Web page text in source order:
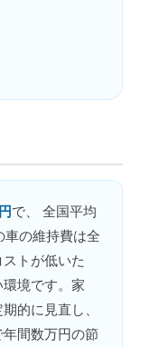
で、 全国平均
車の維持費は全
トが低いた
境です。家
的に見直し、
間数万円の節